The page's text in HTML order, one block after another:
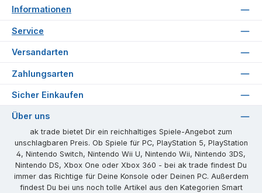
Informationen
Service
Versandarten
Zahlungsarten
Sicher Einkaufen
Über uns
ak trade bietet Dir ein reichhaltiges Spiele-Angebot zum
unschlagbaren Preis. Ob Spiele für PC, PlayStation 5, PlayStation
4, Nintendo Switch, Nintendo Wii U, Nintendo Wii, Nintendo 3DS,
Nintendo DS, Xbox One oder Xbox 360 - bei ak trade findest Du
immer das Richtige für Deine Konsole oder Deinen PC. Außerdem
findest Du bei uns noch tolle Artikel aus den Kategorien Smart